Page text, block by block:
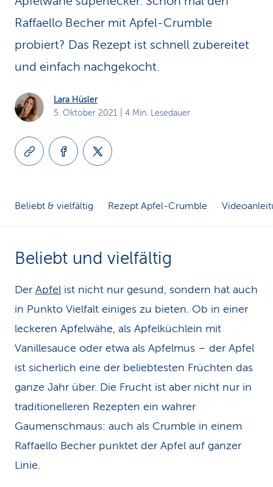
k
s
Raffaello Becher mit Apfel-Crumble
probiert? Das Rezept ist schnell zubereitet
und einfach nachgekocht.
Lara Hüsler
5. Oktober 2021 | 4 Min. Lesedauer
Beliebt & vielfältig Rezept Apfel-Crumble
Beliebt und vielfältig
Der Apfel ist nicht nur gesund, sondern hat auch
in Punkto Vielfalt einiges zu bieten. Ob in einer
leckeren Apfelwähe, als Apfelküchlein mit
Vanillesauce oder etwa als Apfelmus – der Apfel
ist sicherlich eine der beliebtesten Früchten das
ganze Jahr über. Die Frucht ist aber nicht nur in
traditionelleren Rezepten ein wahrer
Gaumenschmaus: auch als Crumble in einem
Raffaello Becher punktet der Apfel auf ganzer
Linie.